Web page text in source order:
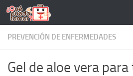
Saltar al contenido
PREVENCIÓN DE ENFERMEDADES
Gel de aloe vera